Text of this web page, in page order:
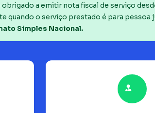
obrigado a emitir nota fiscal de serviço
quando o serviço prestado é para pessoa
Simples Nacional.